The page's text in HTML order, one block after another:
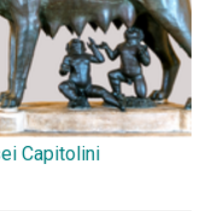
Capitolini